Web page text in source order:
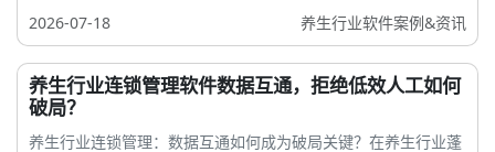
2026-07-18
养生行业软件案例&资讯
养生行业连锁管理软件数据互通，拒绝低效人工如何
破局？
养生行业连锁管理：数据互通如何成为破局关键？在养生行业蓬